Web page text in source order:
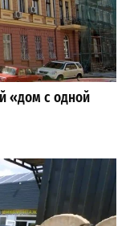
«дом с одной